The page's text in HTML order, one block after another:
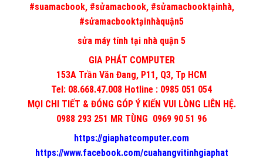
#suamacbook, #sửamacbook, #sửamacbooktạinhà,
#sửamacbooktạinhàquận5
sửa máy tính tại nhà quận 5
GIA PHÁT COMPUTER
153A Trần Văn Đang, P11, Q3, Tp HCM
Tel: 08.668.47.008 Hotline : 0985 051 054
MỌI CHI TIẾT & ĐÓNG GÓP Ý KIẾN VUI LÒNG LIÊN HỆ.
0988 293 251 MR TÙNG 0969 90 51 96
https://giaphatcomputer.com
https://www.facebook.com/cuahangvitinhgiaphat